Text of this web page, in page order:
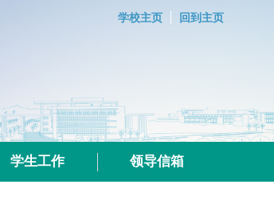
学校主页 回到主页
学生工作 领导信箱